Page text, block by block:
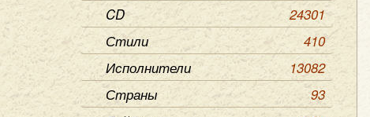
CD
24301
Стили
410
Исполнители
13082
Страны
93